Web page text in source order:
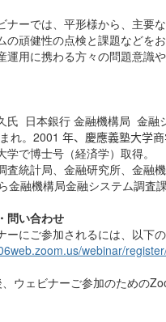
ナーでは、平形様から、主要
の頑健性の点検と課題などを
運用に携わる方々の問題意識
日本銀行 金融機構局 金融
れ。 2001 年、慶應義塾大学
学で博士号（経済学）取得。
査統計局、金融研究所、金融
金融機構局金融システム調査
問い合わせ
ーにご参加されるには、以下
webinar/
ウェビナーご参加のための